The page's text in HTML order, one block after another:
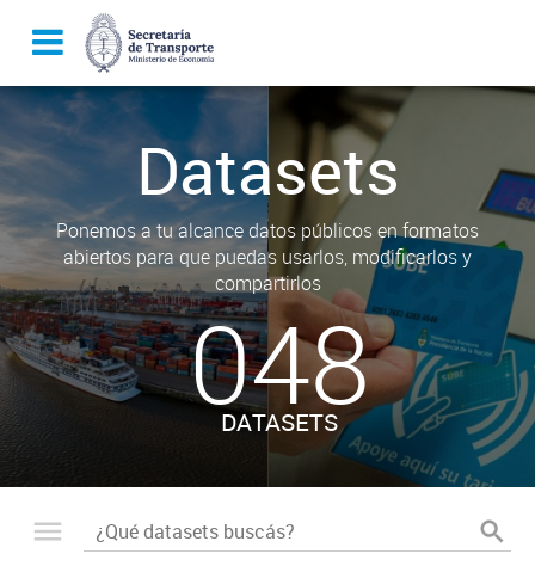
Datasets
Ponemos a tu alcance datos públicos en formatos
abiertos para que puedas usarlos, modificarlos y
compartirlos
048
DATASETS